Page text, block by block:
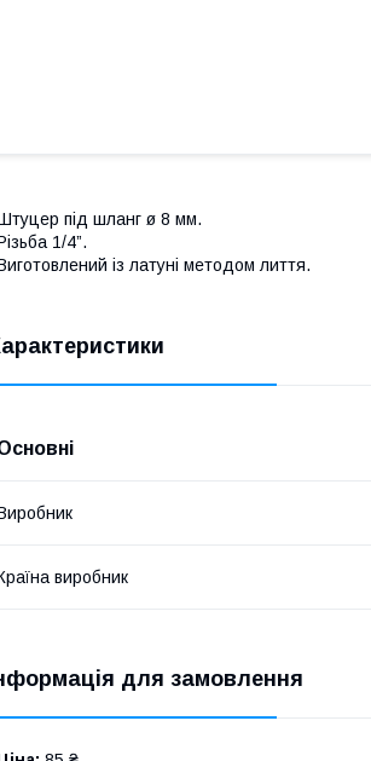
під шланг ø 8 мм.
1/4”.
із латуні методом лиття.
виробник
для замовлення